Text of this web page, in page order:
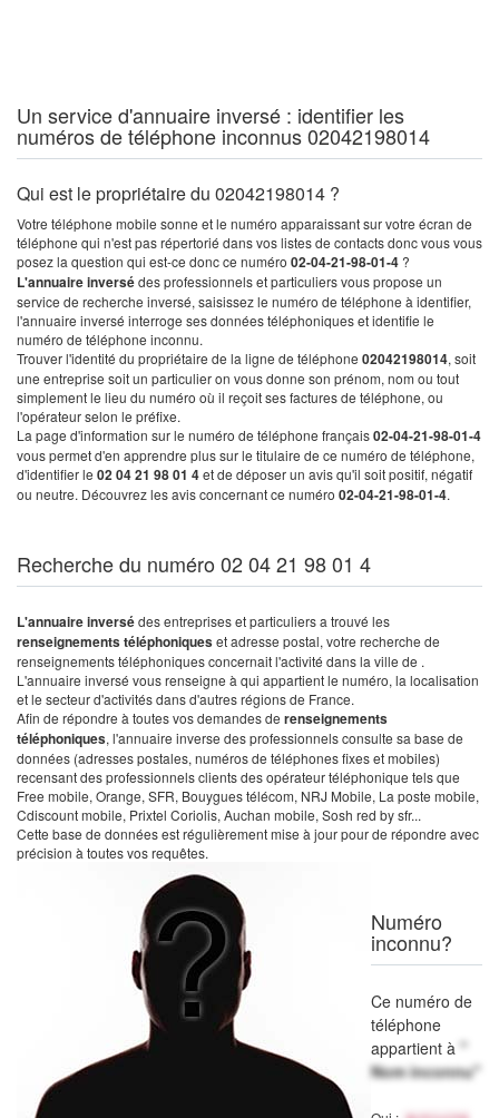
Un service d'annuaire inversé : identifier les
numéros de téléphone inconnus 02042198014
Qui est le propriétaire du 02042198014 ?
Votre téléphone mobile sonne et le numéro apparaissant sur votre écran de
téléphone qui n'est pas répertorié dans vos listes de contacts donc vous vous
posez la question qui est-ce donc ce numéro 02-04-21-98-01-4 ?
L'annuaire inversédes professionnels et particuliers vous propose un
service de recherche inversé, saisissez le numéro de téléphone à identifier,
l'annuaire inversé interroge ses données téléphoniques et identifie le
numéro de téléphone inconnu.
Trouver l'identité du propriétaire de la ligne de téléphone 02042198014, soit
une entreprise soit un particulier on vous donne son prénom, nom ou tout
simplement le lieu du numéro où il reçoit ses factures de téléphone, ou
l'opérateur selon le préfixe.
La page d'information sur le numéro de téléphone français02-04-21-98-01-4
vous permet d'en apprendre plus sur le titulaire de ce numéro de téléphone,
d'identifier le 02 04 21 98 01 4et de déposer un avis qu'il soit positif, négatif
ou neutre. Découvrez les avis concernant ce numéro 02-04-21-98-01-4.
Recherche du numéro 02 04 21 98 01 4
L'annuaire inversédes entreprises et particuliers a trouvé les
renseignements téléphoniqueset adresse postal, votre recherche de
renseignements téléphoniques concernait l'activité dans la ville de .
L'annuaire inversé vous renseigne à qui appartient le numéro, la localisation
et le secteur d'activités dans d'autres régions de France.
Afin de répondre à toutes vos demandes de renseignements
téléphoniques, l'annuaire inverse des professionnels consulte sa base de
données (adresses postales, numéros de téléphones fixes et mobiles)
recensant des professionnels clients des opérateur téléphonique tels que
Free mobile, Orange, SFR, Bouygues télécom, NRJ Mobile, La poste mobile,
Cdiscount mobile, Prixtel Coriolis, Auchan mobile, Sosh red by sfr...
Cette base de données est régulièrement mise à jour pour de répondre avec
précision à toutes vos requêtes.
Numéro
inconnu?
Ce numéro de
téléphone
appartient à "
Nom inconnu"